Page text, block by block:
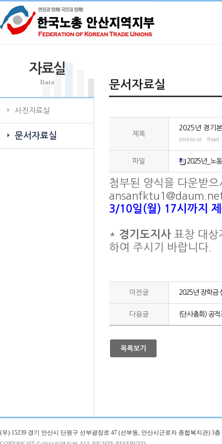
자료실
Data
사진자료실
문서자료실
문서자료실
제목
2025년 경기
2024-02-16 Read
파일 2025년_노
첨부된 양식을 다운받
3/10일(월) 17시까지
* 경기도지사 표창 대
하여 주시기 바랍니다.
이전글 2025년 장학금
다음글 (단사총회) 공적
목록보기
(우) 15239 경기 안산시 단원구 선부광장로 47 (선부동, 안산시근로자 종합복지관) 3